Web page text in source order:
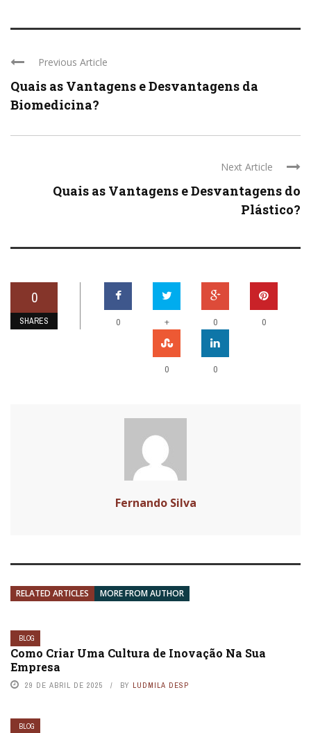
Previous Article
Quais as Vantagens e Desvantagens da
Biomedicina?
Next Article
Quais as Vantagens e Desvantagens do
Plástico?
0
SHARES 0 + 0 0
0 0
Fernando Silva
RELATED ARTICLES MORE FROM AUTHOR
BLOG
Como Criar Uma Cultura de Inovação Na Sua
Empresa
29 DE ABRIL DE 2025 BY LUDMILA DESP
BLOG